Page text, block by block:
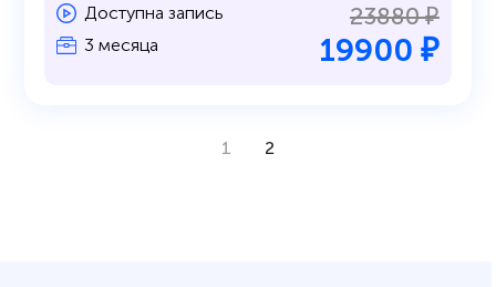
Доступна запись
3 месяца
23880 ₽
19900 ₽
1 2